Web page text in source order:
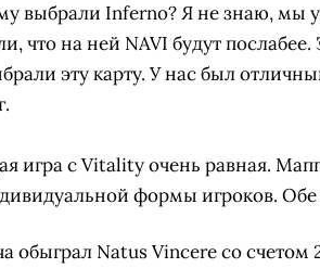
выбрали Inferno? Я не знаю, мы
что на ней NAVI будут
эту карту. У нас был
игра с Vitality очень равная.
формы игроков.
обыграл Natus Vincere со счетом